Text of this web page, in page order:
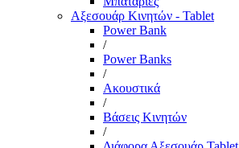
Αξεσουάρ Κινητών - Tablet
Power Bank
/
Power Banks
/
Ακουστικά
/
Βάσεις Κινητών
/